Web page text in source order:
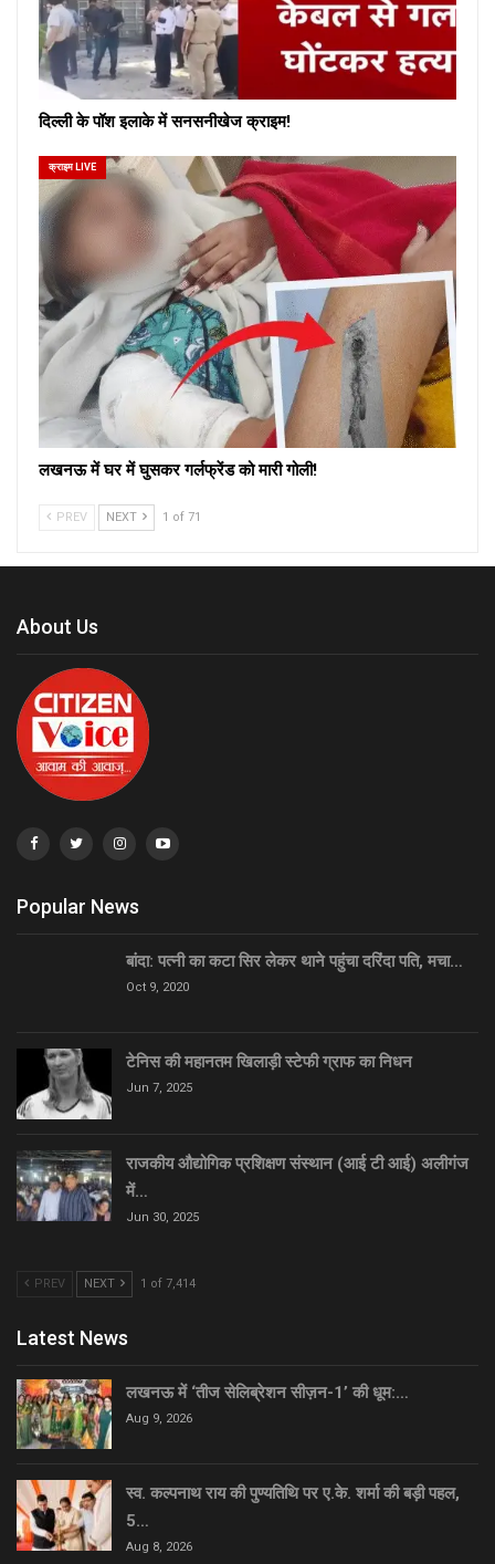
दिल्ली के पॉश इलाके में सनसनीखेज क्राइम!
क्राइम LIVE
लखनऊ में घर में घुसकर गर्लफ्रेंड को मारी गोली!
PREV NEXT 1 of 71
About Us
Popular News
बांदा: पत्नी का कटा सिर लेकर थाने पहुंचा दरिंदा पति, मचा…
Oct 9, 2020
टेनिस की महानतम खिलाड़ी स्टेफी ग्राफ का निधन
Jun 7, 2025
राजकीय औद्योगिक प्रशिक्षण संस्थान (आई टी आई) अलीगंज
में…
Jun 30, 2025
PREV NEXT 1 of 7,414
Latest News
लखनऊ में ‘तीज सेलिब्रेशन सीज़न-1’ की धूम:…
Aug 9, 2026
स्व. कल्पनाथ राय की पुण्यतिथि पर ए.के. शर्मा की बड़ी पहल,
5…
Aug 8, 2026